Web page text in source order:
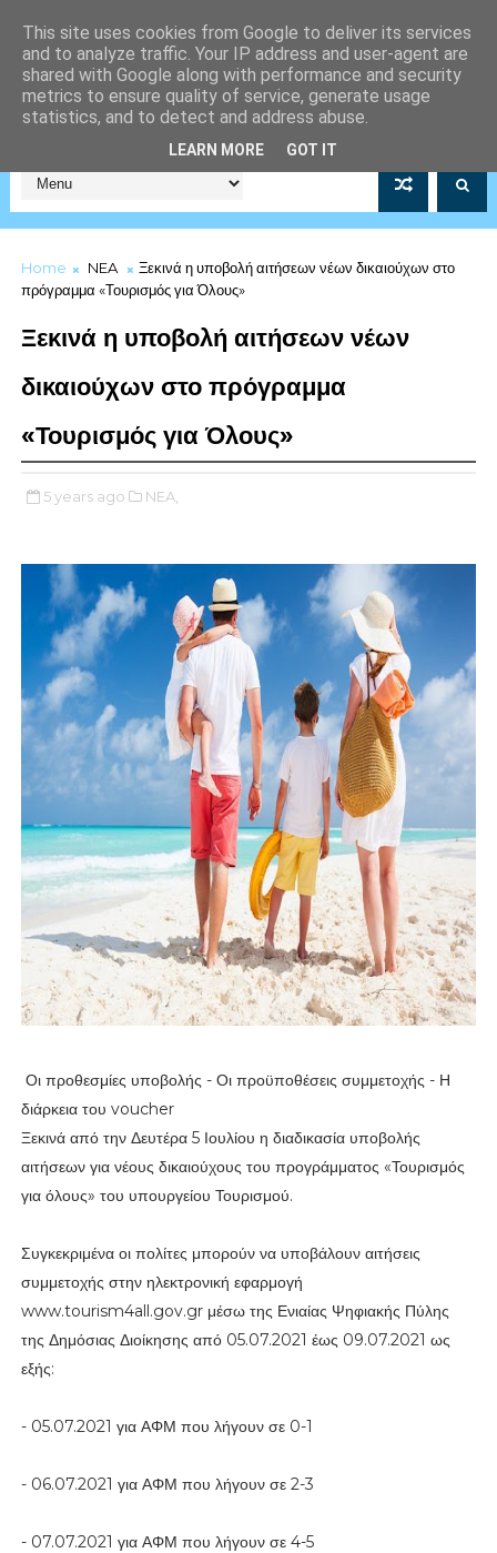
Home NEA
Ξεκινά η υποβολή αιτήσεων νέων δικαιούχων στο
πρόγραμμα «Τουρισμός για Όλους»
Ξεκινά η υποβολή αιτήσεων νέων
δικαιούχων στο πρόγραμμα
«Τουρισμός για Όλους»
5 years ago NEA,
Οι προθεσμίες υποβολής - Οι προϋποθέσεις συμμετοχής - Η
διάρκεια του voucher
Ξεκινά από την Δευτέρα 5 Ιουλίου η διαδικασία υποβολής
αιτήσεων για νέους δικαιούχους του προγράμματος «Τουρισμός
για όλους» του υπουργείου Τουρισμού.
Συγκεκριμένα οι πολίτες μπορούν να υποβάλουν αιτήσεις
συμμετοχής στην ηλεκτρονική εφαρμογή
www.tourism4all.gov.gr μέσω της Ενιαίας Ψηφιακής Πύλης
της Δημόσιας Διοίκησης από 05.07.2021 έως 09.07.2021 ως
εξής:
- 05.07.2021 για ΑΦΜ που λήγουν σε 0-1
- 06.07.2021 για ΑΦΜ που λήγουν σε 2-3
- 07.07.2021 για ΑΦΜ που λήγουν σε 4-5
This site uses cookies from Google to deliver its services
and to analyze traffic. Your IP address and user-agent are
shared with Google along with performance and security
metrics to ensure quality of service, generate usage
statistics, and to detect and address abuse.
LEARN MORE GOT IT